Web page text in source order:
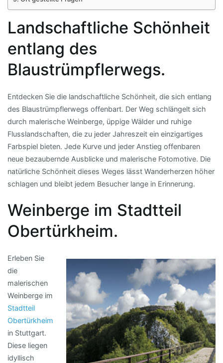
Landschaftliche Schönheit
entlang des
Blaustrümpflerwegs.
Entdecken Sie die landschaftliche Schönheit, die sich entlang
des Blaustrümpflerwegs offenbart. Der Weg schlängelt sich
durch malerische Weinberge, üppige Wälder und ruhige
Flusslandschaften, die zu jeder Jahreszeit ein einzigartiges
Farbspiel bieten. Jede Kurve und jeder Anstieg offenbaren
neue bezaubernde Ausblicke und malerische Fotomotive. Die
natürliche Schönheit dieses Weges lässt Wanderherzen höher
schlagen und bleibt jedem Besucher lange in Erinnerung.
Weinberge im Stadtteil
Obertürkheim.
Erleben Sie
die
malerischen
Weinberge im
Stadtteil
Obertürkheim
in Stuttgart.
Diese liegen
idyllisch